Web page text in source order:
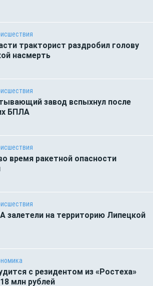
тракторист раздробил голову
насмерть
завод вспыхнул после
БПЛА
время ракетной опасности
залетели на территорию Липецкой
с резидентом из «Ростеха»
млн рублей